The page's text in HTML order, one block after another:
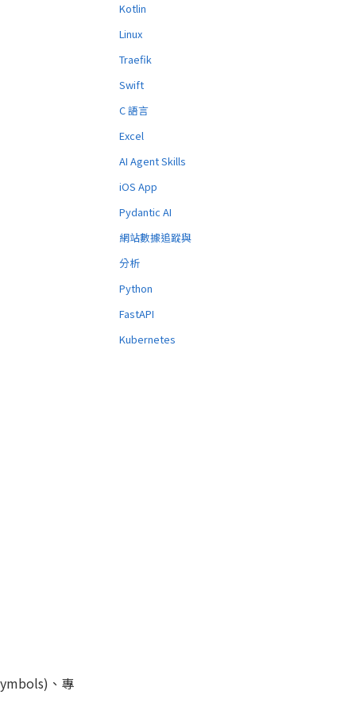
Kotlin
Linux
Traefik
Swift
C 語言
Excel
AI Agent Skills
iOS App
Pydantic AI
網站數據追蹤與
分析
Python
FastAPI
Kubernetes
、專